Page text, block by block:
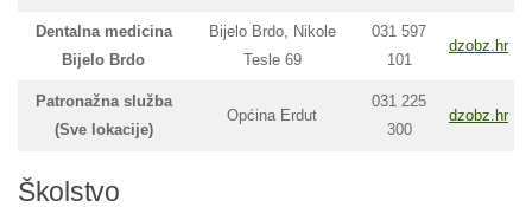
Dentalna medicina
Bijelo Brdo
Bijelo Brdo, Nikole
Tesle 69
031 597
101
dzobz.hr
Patronažna služba
(Sve lokacije)
Općina Erdut
031 225
300
dzobz.hr
Školstvo